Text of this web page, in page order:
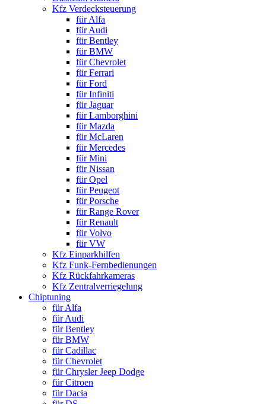
Kfz Verdecksteuerung
für Alfa
für Audi
für Bentley
für BMW
für Chevrolet
für Ferrari
für Ford
für Infiniti
für Jaguar
für Lamborghini
für Mazda
für McLaren
für Mercedes
für Mini
für Nissan
für Opel
für Peugeot
für Porsche
für Range Rover
für Renault
für Volvo
für VW
Kfz Einparkhilfen
Kfz Funk-Fernbedienungen
Kfz Rückfahrkameras
Kfz Zentralverriegelung
Chiptuning
für Alfa
für Audi
für Bentley
für BMW
für Cadillac
für Chevrolet
für Chrysler Jeep Dodge
für Citroen
für Dacia